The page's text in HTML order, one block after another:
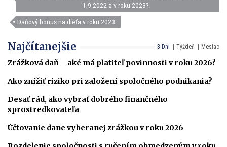
1.9.2022 a v roku 2023?
Daňový bonus na dieťa v roku 2023
3 Dni Týždeň Mesiac
Najčítanejšie
Zrážková daň – aké má platiteľ povinnosti v roku 2026?
Ako znížiť riziko pri založení spoločného podnikania?
Desať rád, ako vybrať dobrého finančného
sprostredkovateľa
Účtovanie dane vyberanej zrážkou v roku 2026